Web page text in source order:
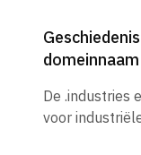
domeinnaam
De .industries
voor